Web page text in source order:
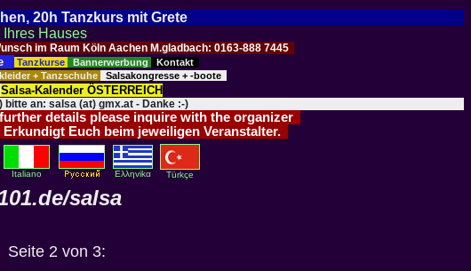
20h Tanzkurs mit Grete
Hauses
im Raum Köln Aachen M.gladbach: 0163-888 7445
Tanzkurse Bannerwerbung Kontakt
+ Tanzschuhe Salsakongresse + -boote
Salsa-Kalender ÖSTERREICH
an: salsa (at) gmx.at - Danke :-)
details please inquire with the organizer
Euch beim jeweiligen Veranstalter.
Italiano Eλληvikα Türkçe
salsa
Seite 2 von 3: